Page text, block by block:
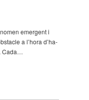
emer­gent i
a l’hora d’ha­
Cada…